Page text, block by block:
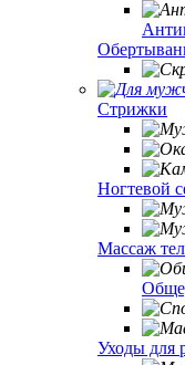
Стрижки
Ногтевой
Массаж
Уходы для